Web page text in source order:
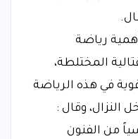
رياضة
المختلطة،
في هذه الرياضة
النزال، وقال :
من الفنون